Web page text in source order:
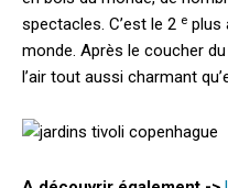
spectacles. C’est le 2 e plus
monde. Après le coucher
l’air tout aussi charmant